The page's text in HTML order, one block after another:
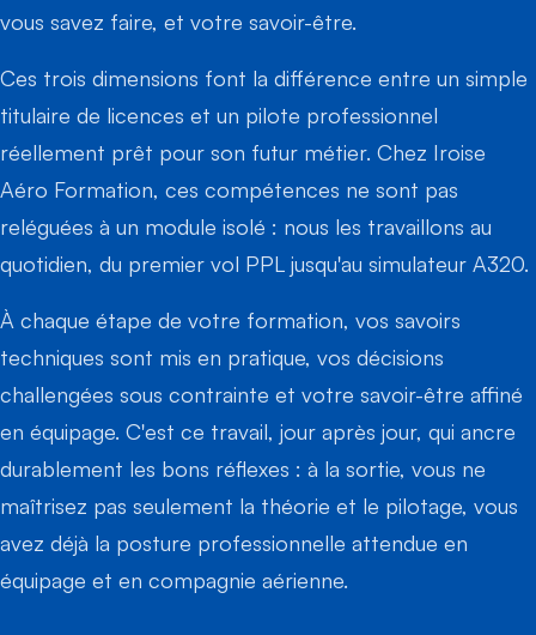
vous savez faire, et votre savoir-être.
Ces trois dimensions font la différence entre un simple
titulaire de licences et un pilote professionnel
réellement prêt pour son futur métier. Chez Iroise
Aéro Formation, ces compétences ne sont pas
reléguées à un module isolé : nous les travaillons au
quotidien, du premier vol PPL jusqu'au simulateur A320.
À chaque étape de votre formation, vos savoirs
techniques sont mis en pratique, vos décisions
challengées sous contrainte et votre savoir-être affiné
en équipage. C'est ce travail, jour après jour, qui ancre
durablement les bons réflexes : à la sortie, vous ne
maîtrisez pas seulement la théorie et le pilotage, vous
avez déjà la posture professionnelle attendue en
équipage et en compagnie aérienne.